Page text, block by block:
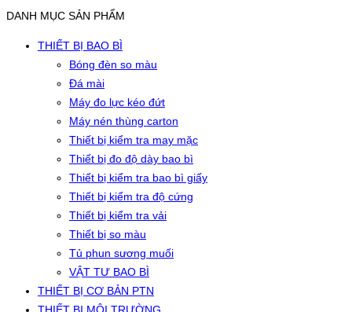
DANH MỤC SẢN PHẨM
THIẾT BỊ BAO BÌ
Bóng đèn so màu
Đá mài
Máy đo lực kéo đứt
Máy nén thùng carton
Thiết bị kiểm tra may mặc
Thiết bị đo độ dày bao bì
Thiết bị kiểm tra bao bì giấy
Thiết bị kiểm tra độ cứng
Thiết bị kiểm tra vải
Thiết bị so màu
Tủ phun sương muối
VẬT TƯ BAO BÌ
THIẾT BỊ CƠ BẢN PTN